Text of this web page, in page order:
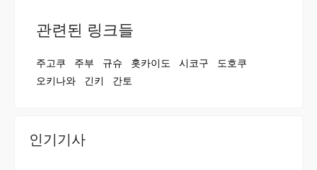
관련된 링크들
주고쿠 주부 규슈 홋카이도 시코구
도호쿠
오키나와
긴키 간토
인기기사